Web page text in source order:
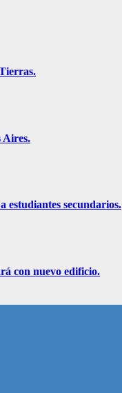
Aires.
estudiantes secundarios.
con nuevo edificio.